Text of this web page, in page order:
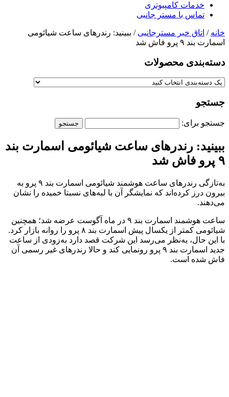
خدمات کامپیوتری
تماس با مستر جانبی
خانه / اتاق خبر مسترجانبی / ببینید: رندرهای ساعت شیائومی
اسمارت بند ۹ پرو فاش شد
دسته‌بندی‌ محصولات
جستجو
جستجو برای:
ببینید: رندرهای ساعت شیائومی اسمارت بند
۹ پرو فاش شد
به‌تازگی رندرهای ساعت هوشمند شیائومی اسمارت بند ۹ پرو به
بیرون درز کرده‌اند که نمایشگر آن با لبه‌های نسبتا خمیده را نشان
می‌دهند.
ساعت هوشمند اسمارت بند ۹ در ماه آگوست عرضه شد؛ همچنین
شیائومی کمتر از یکسال پیش اسمارت بند ۸ پرو را روانه بازار کرد.
با این حال، به‌نظر می‌رسد این شرکت قصد دارد به‌زودی از ساعت
جدید اسمارت بند ۹ پرو رونمایی کند و حالا رندرهای غیر رسمی آن
فاش شده است.